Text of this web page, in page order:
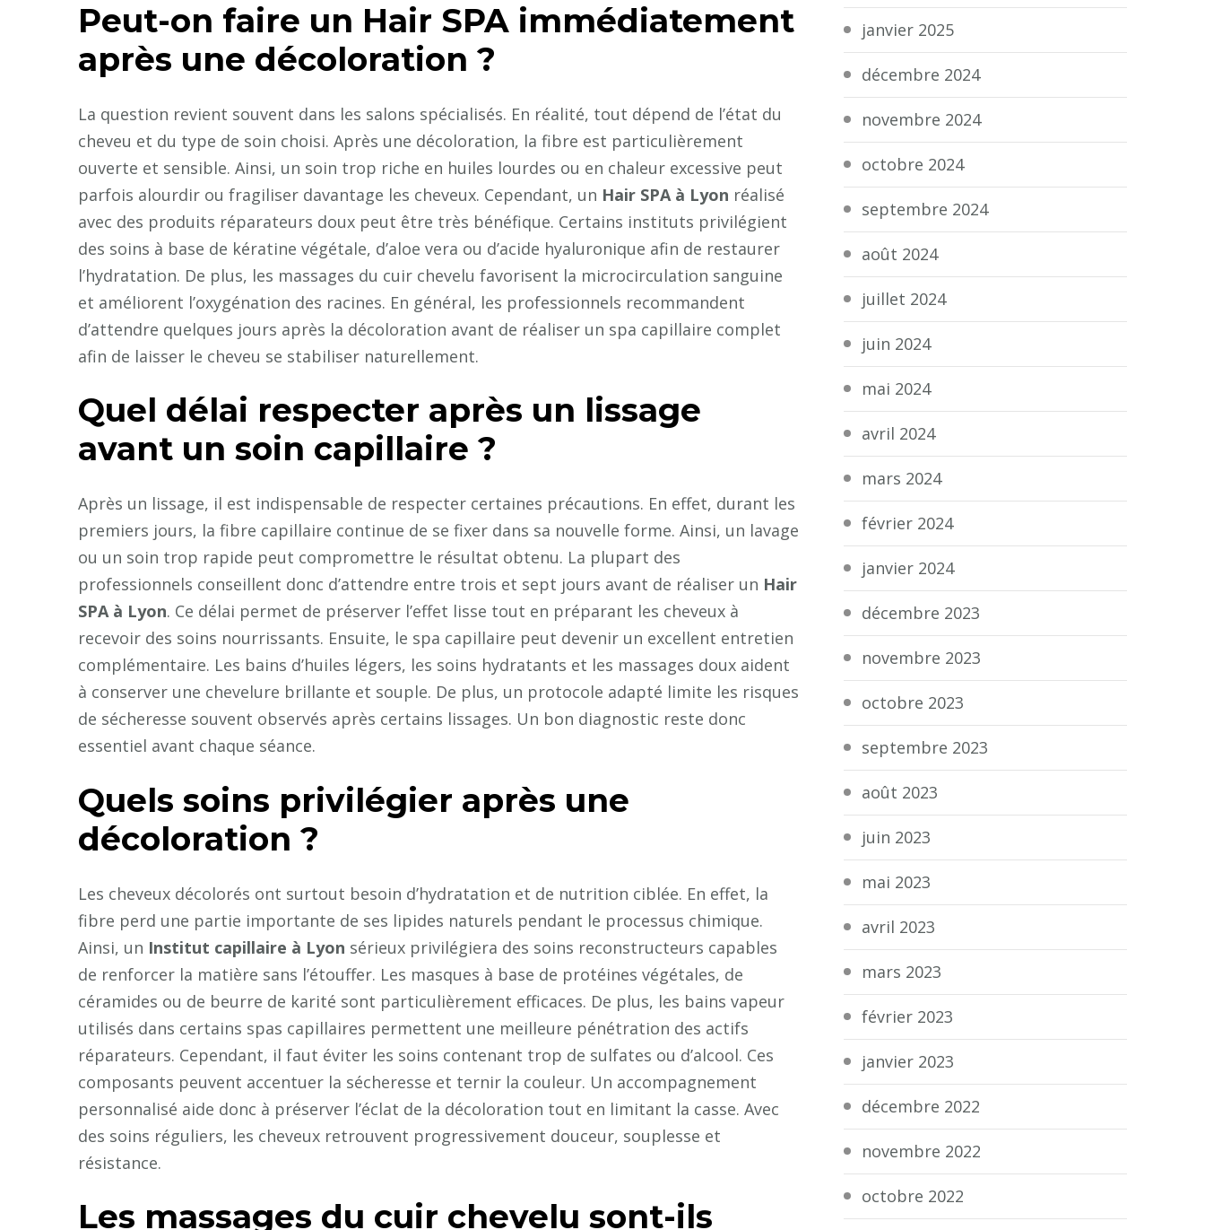
Peut-on faire un Hair SPA immédiatement
après une décoloration ?
La question revient souvent dans les salons spécialisés. En réalité, tout dépend de l’état du
cheveu et du type de soin choisi. Après une décoloration, la fibre est particulièrement
ouverte et sensible. Ainsi, un soin trop riche en huiles lourdes ou en chaleur excessive peut
parfois alourdir ou fragiliser davantage les cheveux. Cependant, un Hair SPA à Lyon réalisé
avec des produits réparateurs doux peut être très bénéfique. Certains instituts privilégient
des soins à base de kératine végétale, d’aloe vera ou d’acide hyaluronique afin de restaurer
l’hydratation. De plus, les massages du cuir chevelu favorisent la microcirculation sanguine
et améliorent l’oxygénation des racines. En général, les professionnels recommandent
d’attendre quelques jours après la décoloration avant de réaliser un spa capillaire complet
afin de laisser le cheveu se stabiliser naturellement.
Quel délai respecter après un lissage
avant un soin capillaire ?
Après un lissage, il est indispensable de respecter certaines précautions. En effet, durant les
premiers jours, la fibre capillaire continue de se fixer dans sa nouvelle forme. Ainsi, un lavage
ou un soin trop rapide peut compromettre le résultat obtenu. La plupart des
professionnels conseillent donc d’attendre entre trois et sept jours avant de réaliser un Hair
SPA à Lyon. Ce délai permet de préserver l’effet lisse tout en préparant les cheveux à
recevoir des soins nourrissants. Ensuite, le spa capillaire peut devenir un excellent entretien
complémentaire. Les bains d’huiles légers, les soins hydratants et les massages doux aident
à conserver une chevelure brillante et souple. De plus, un protocole adapté limite les risques
de sécheresse souvent observés après certains lissages. Un bon diagnostic reste donc
essentiel avant chaque séance.
Quels soins privilégier après une
décoloration ?
Les cheveux décolorés ont surtout besoin d’hydratation et de nutrition ciblée. En effet, la
fibre perd une partie importante de ses lipides naturels pendant le processus chimique.
Ainsi, un Institut capillaire à Lyon sérieux privilégiera des soins reconstructeurs capables
de renforcer la matière sans l’étouffer. Les masques à base de protéines végétales, de
céramides ou de beurre de karité sont particulièrement efficaces. De plus, les bains vapeur
utilisés dans certains spas capillaires permettent une meilleure pénétration des actifs
réparateurs. Cependant, il faut éviter les soins contenant trop de sulfates ou d’alcool. Ces
composants peuvent accentuer la sécheresse et ternir la couleur. Un accompagnement
personnalisé aide donc à préserver l’éclat de la décoloration tout en limitant la casse. Avec
des soins réguliers, les cheveux retrouvent progressivement douceur, souplesse et
résistance.
Les massages du cuir chevelu sont-ils
janvier 2025
décembre 2024
novembre 2024
octobre 2024
septembre 2024
août 2024
juillet 2024
juin 2024
mai 2024
avril 2024
mars 2024
février 2024
janvier 2024
décembre 2023
novembre 2023
octobre 2023
septembre 2023
août 2023
juin 2023
mai 2023
avril 2023
mars 2023
février 2023
janvier 2023
décembre 2022
novembre 2022
octobre 2022